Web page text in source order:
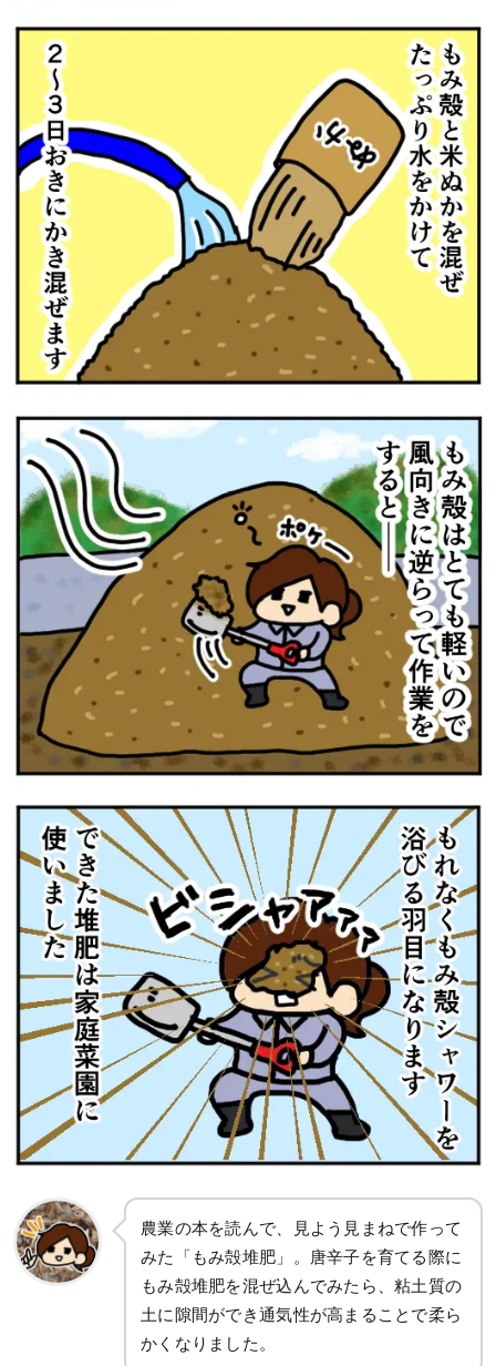
農業の本を読んで、見よう見まねで作って
みた「もみ殻堆肥」。唐辛子を育てる際に
もみ殻堆肥を混ぜ込んでみたら、粘土質の
土に隙間ができ通気性が高まることで柔ら
かくなりました。